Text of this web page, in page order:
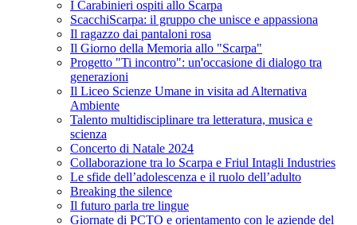
I Carabinieri ospiti allo Scarpa
ScacchiScarpa: il gruppo che unisce e appassiona
Il ragazzo dai pantaloni rosa
Il Giorno della Memoria allo "Scarpa"
Progetto "Ti incontro": un'occasione di dialogo tra
generazioni
Il Liceo Scienze Umane in visita ad Alternativa
Ambiente
Talento multidisciplinare tra letteratura, musica e
scienza
Concerto di Natale 2024
Collaborazione tra lo Scarpa e Friul Intagli Industries
Le sfide dell’adolescenza e il ruolo dell’adulto
Breaking the silence
Il futuro parla tre lingue
Giornate di PCTO e orientamento con le aziende del